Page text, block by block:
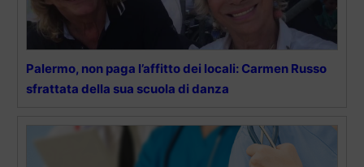
Palermo, non paga l’affitto dei locali: Carmen Russo
sfrattata della sua scuola di danza